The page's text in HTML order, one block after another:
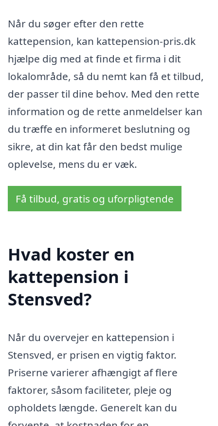
Når du søger efter den rette
kattepension, kan kattepension-pris.dk
hjælpe dig med at finde et firma i dit
lokalområde, så du nemt kan få et tilbud,
der passer til dine behov. Med den rette
information og de rette anmeldelser kan
du træffe en informeret beslutning og
sikre, at din kat får den bedst mulige
oplevelse, mens du er væk.
Få tilbud, gratis og uforpligtende
Hvad koster en
kattepension i
Stensved?
Når du overvejer en kattepension i
Stensved, er prisen en vigtig faktor.
Priserne varierer afhængigt af flere
faktorer, såsom faciliteter, pleje og
opholdets længde. Generelt kan du